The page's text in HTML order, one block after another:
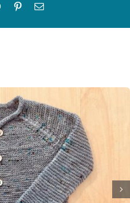
WhatsApp
PinterestEmail